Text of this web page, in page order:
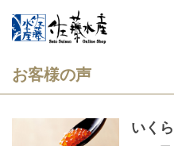
お客様の声
いく